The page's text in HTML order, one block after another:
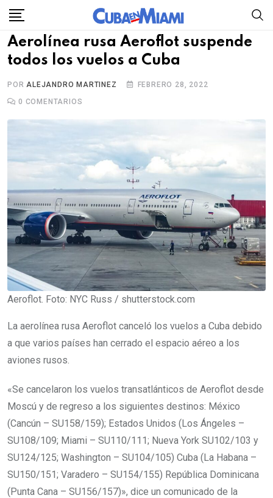
Skip
content
Aerolínea rusa Aeroflot suspende
todos los vuelos a Cuba
PORALEJANDRO MARTINEZ
FEBRERO 28, 2022
0 COMENTARIOS
Aeroflot. Foto: NYC Russ / shutterstock.com
La aerolínea rusa Aeroflot canceló los vuelos a Cuba debido
a que varios países han cerrado el espacio aéreo a los
aviones rusos.
«Se cancelaron los vuelos transatlánticos de Aeroflot desde
Moscú y de regreso a los siguientes destinos: México
(Cancún – SU158/159); Estados Unidos (Los Ángeles –
SU108/109; Miami – SU110/111; Nueva York SU102/103 y
SU124/125; Washington – SU104/105) Cuba (La Habana –
SU150/151; Varadero – SU154/155) República Dominicana
(Punta Cana – SU156/157)», dice un comunicado de la